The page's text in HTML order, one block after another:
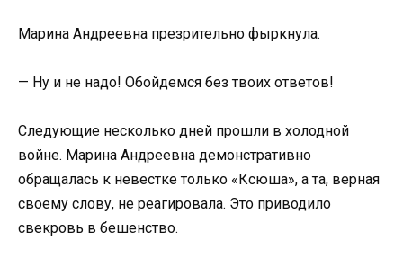
Марина Андреевна презрительно фыркнула.
— Ну и не надо! Обойдемся без твоих ответов!
Следующие несколько дней прошли в холодной
войне. Марина Андреевна демонстративно
обращалась к невестке только «Ксюша», а та, верная
своему слову, не реагировала. Это приводило
свекровь в бешенство.